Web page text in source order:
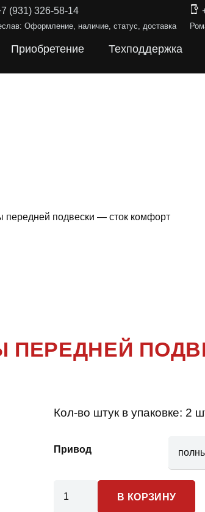
(931) 326-58-14
Оформление, наличие, статус, доставка
Приобретение Техподдержка
подвески — сток комфорт
,
ПЕРЕДНЕЙ
Кол-во штук в упаковке: 2
Привод
В КОРЗИНУ